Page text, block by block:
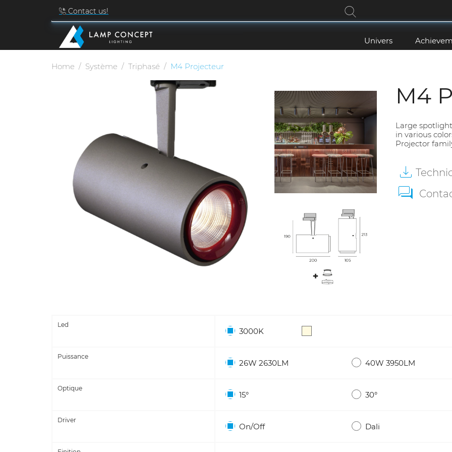
Contact us!
Univers
Home Système Triphasé M4 Projecteur
M4
Large
in various
Projector
Led
3000K
Puissance
26W 2630LM 40W 3950LM
Optique
15° 30°
Driver
On/Off Dali